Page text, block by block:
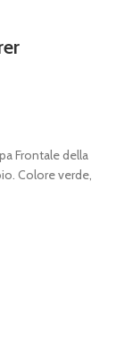
Frontale della
Colore verde,